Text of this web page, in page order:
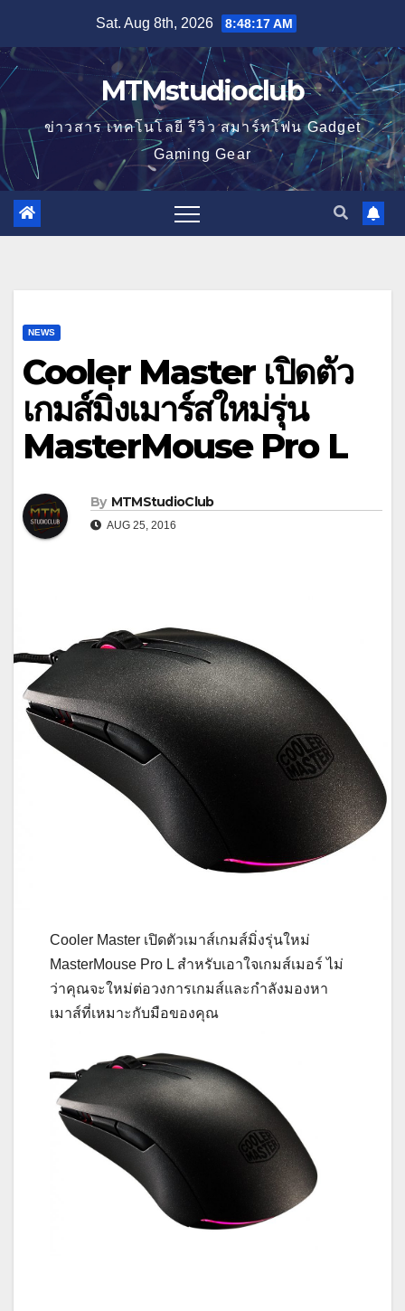
content
Sat. Aug 8th, 2026 8:48:18 AM
MTMstudioclub
ข่าวสาร เทคโนโลยี รีวิว สมาร์ทโฟน Gadget
Gaming Gear
NEWS
Cooler Master เปิดตัว
เกมส์มิ่งเมาร์สใหม่รุ่น
MasterMouse Pro L
By MTMStudioClub
AUG 25, 2016
Cooler Master เปิดตัวเมาส์เกมส์มิ่งรุ่นใหม่
MasterMouse Pro L สำหรับเอาใจเกมส์เมอร์ ไม่
ว่าคุณจะใหม่ต่อวงการเกมส์และกำลังมองหา
เมาส์ที่เหมาะกับมือของคุณ